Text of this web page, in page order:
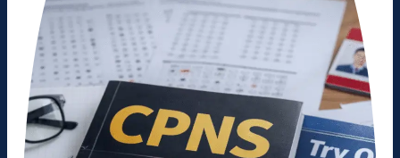
dan
Solusi
Efektif
dengan
Bimbel
Persiapan